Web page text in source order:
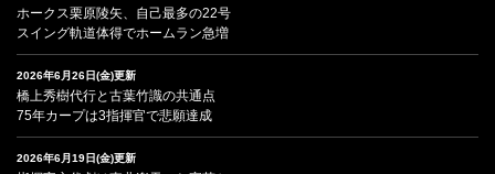
ホークス栗原陵矢、自己最多の22号
スイング軌道体得でホームラン急増
2026年6月26日(金)更新
橋上秀樹代行と古葉竹識の共通点
75年カープは3指揮官で悲願達成
2026年6月19日(金)更新